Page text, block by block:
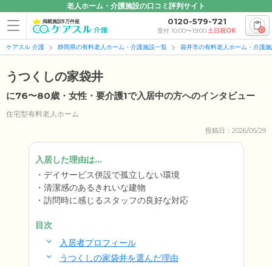
老人ホーム・介護施設の口コミ評判サイト
掲載施設5万件超 0120-579-721
受付 10:00〜19:00土日祝OK 0
ケアスル 介護 静岡県の有料老人ホーム・介護施設一覧 袋井市の有料老人ホーム・介護
うつくしの家袋井
に76〜80歳・女性・要介護1で入居中の方へのインタビュー
住宅型有料老人ホーム
投稿日：2026/05/29
入居した理由は...
デイサービス併設で孤立しない環境
清潔感のあるきれいな建物
訪問時に感じるスタッフの良好な対応
目次
入居者プロフィール
うつくしの家袋井を選んだ理由